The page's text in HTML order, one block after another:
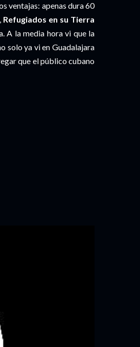
ventajas: apenas dura 60
Refugiados en su Tierra
A la media hora vi que la
solo ya vi en Guadalajara
que el público cubano